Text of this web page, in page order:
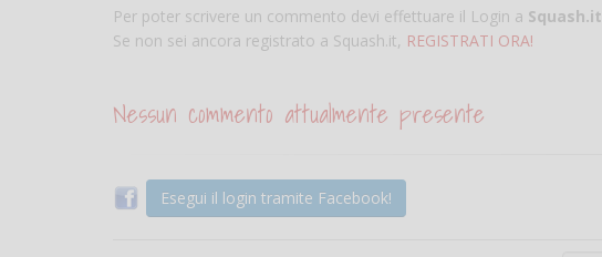
Per poter scrivere un commento devi effettuare il Login a Squash.it
Se non sei ancora registrato a Squash.it, REGISTRATI ORA!
Nessun commento attualmente presente
Esegui il login tramite Facebook!